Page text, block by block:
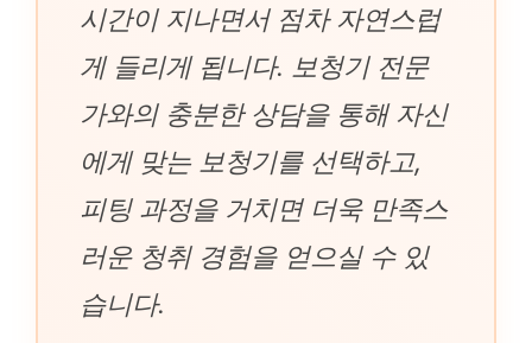
시간이 지나면서 점차 자연스럽
게 들리게 됩니다. 보청기 전문
가와의 충분한 상담을 통해 자신
에게 맞는 보청기를 선택하고,
피팅 과정을 거치면 더욱 만족스
러운 청취 경험을 얻으실 수 있
습니다.